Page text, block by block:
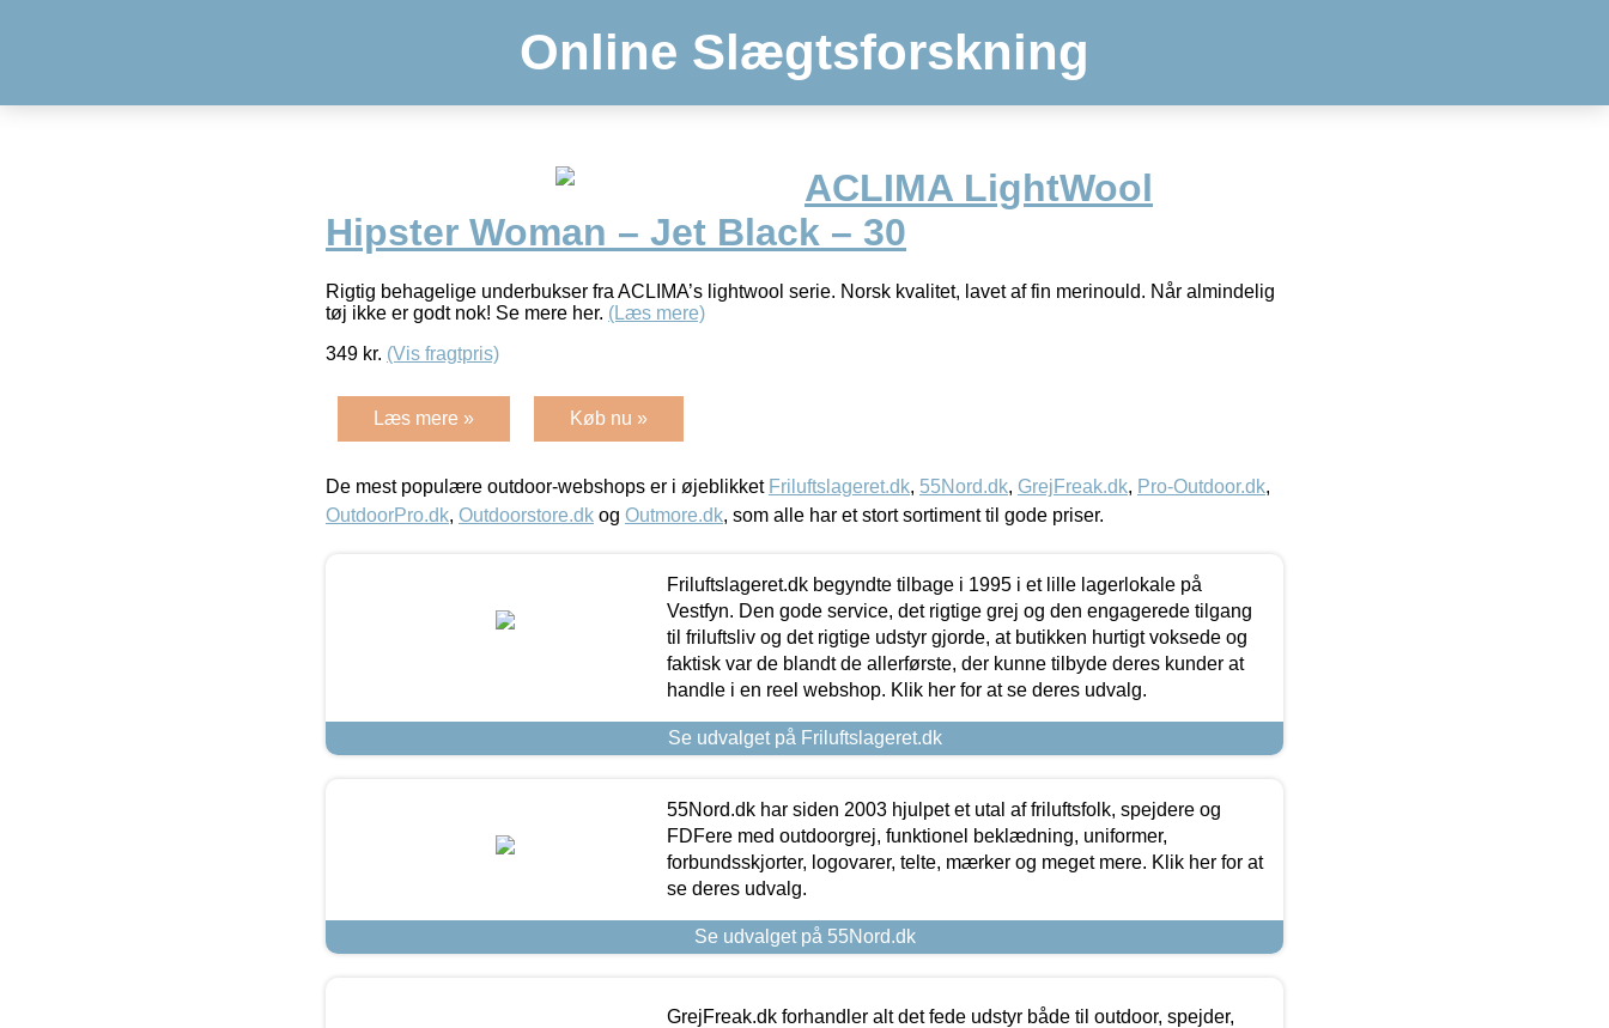
Online Slægtsforskning
ACLIMA LightWool
Hipster Woman – Jet Black – 30
Rigtig behagelige underbukser fra ACLIMA’s lightwool serie. Norsk kvalitet, lavet af fin merinould. Når almindelig
tøj ikke er godt nok! Se mere her. (Læs mere)
349 kr. (Vis fragtpris)
Læs mere » Køb nu »
De mest populære outdoor-webshops er i øjeblikket Friluftslageret.dk, 55Nord.dk, GrejFreak.dk, Pro-Outdoor.dk,
OutdoorPro.dk, Outdoorstore.dk og Outmore.dk, som alle har et stort sortiment til gode priser.
Friluftslageret.dk begyndte tilbage i 1995 i et lille lagerlokale på
Vestfyn. Den gode service, det rigtige grej og den engagerede tilgang
til friluftsliv og det rigtige udstyr gjorde, at butikken hurtigt voksede og
faktisk var de blandt de allerførste, der kunne tilbyde deres kunder at
handle i en reel webshop. Klik her for at se deres udvalg.
Se udvalget på Friluftslageret.dk
55Nord.dk har siden 2003 hjulpet et utal af friluftsfolk, spejdere og
FDFere med outdoorgrej, funktionel beklædning, uniformer,
forbundsskjorter, logovarer, telte, mærker og meget mere. Klik her for at
se deres udvalg.
Se udvalget på 55Nord.dk
GrejFreak.dk forhandler alt det fede udstyr både til outdoor, spejder,